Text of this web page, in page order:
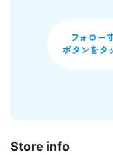
Store info